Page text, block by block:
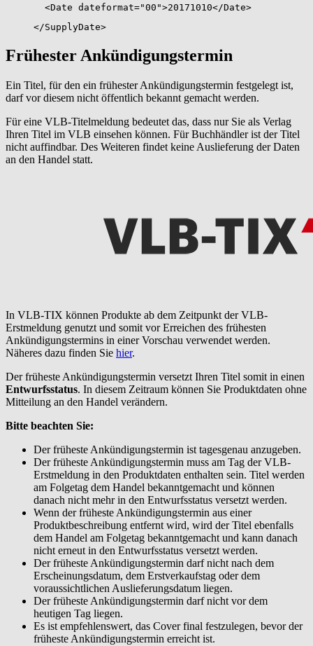
<Date dateformat="00">20171010</Date>
</SupplyDate>
Frühester Ankündigungstermin
Ein Titel, für den ein frühester Ankündigungstermin festgelegt ist,
darf vor diesem nicht öffentlich bekannt gemacht werden.
Für eine VLB-Titelmeldung bedeutet das, dass nur Sie als Verlag
Ihren Titel im VLB einsehen können. Für Buchhändler ist der Titel
nicht auffindbar. Des Weiteren findet keine Auslieferung der Daten
an den Handel statt.
In VLB-TIX können Produkte ab dem Zeitpunkt der VLB-
Erstmeldung genutzt und somit vor Erreichen des frühesten
Ankündigungstermins in einer Vorschau verwendet werden.
Näheres dazu finden Sie hier.
Der früheste Ankündigungstermin versetzt Ihren Titel somit in einen
Entwurfsstatus. In diesem Zeitraum können Sie Produktdaten ohne
Mitteilung an den Handel verändern.
Bitte beachten Sie:
Der früheste Ankündigungstermin ist tagesgenau anzugeben.
Der früheste Ankündigungstermin muss am Tag der VLB-
Erstmeldung in den Produktdaten enthalten sein. Titel werden
am Folgetag dem Handel bekanntgemacht und können
danach nicht mehr in den Entwurfsstatus versetzt werden.
Wenn der früheste Ankündigungstermin aus einer
Produktbeschreibung entfernt wird, wird der Titel ebenfalls
dem Handel am Folgetag bekanntgemacht und kann danach
nicht erneut in den Entwurfsstatus versetzt werden.
Der früheste Ankündigungstermin darf nicht nach dem
Erscheinungsdatum, dem Erstverkaufstag oder dem
voraussichtlichen Auslieferungsdatum liegen.
Der früheste Ankündigungstermin darf nicht vor dem
heutigen Tag liegen.
Es ist empfehlenswert, das Cover final festzulegen, bevor der
früheste Ankündigungstermin erreicht ist.